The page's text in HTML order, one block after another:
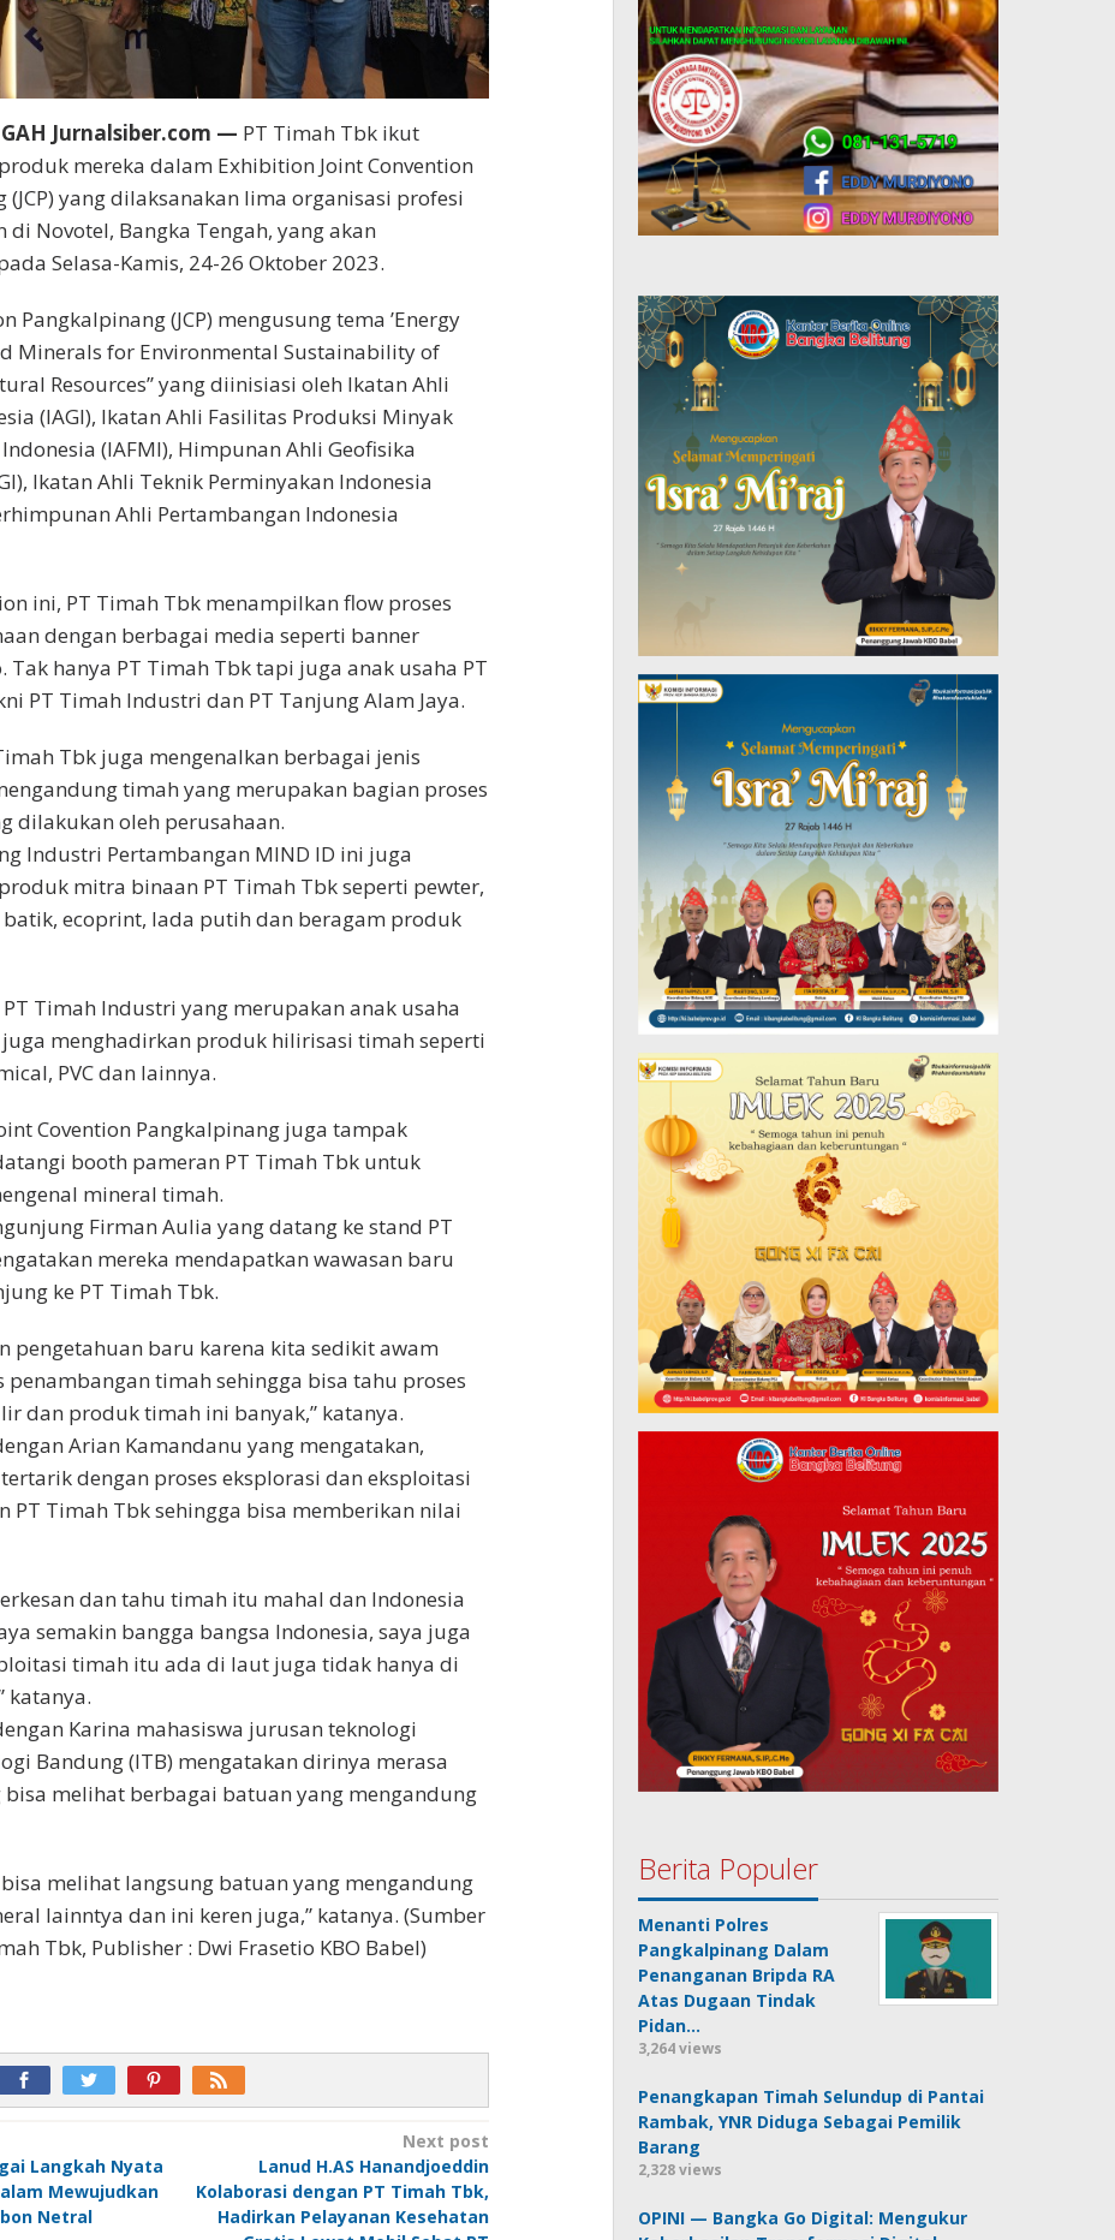
Jurnalsiber.com — PT Timah Tbk ikut
mereka dalam Exhibition Joint Convention
(JCP) yang dilaksanakan lima organisasi profesi
Novotel, Bangka Tengah, yang akan
Selasa-Kamis, 24-26 Oktober 2023.
Pangkalpinang (JCP) mengusung tema ’Energy
Minerals for Environmental Sustainability of
Resources’’ yang diinisiasi oleh Ikatan Ahli
(IAGI), Ikatan Ahli Fasilitas Produksi Minyak
(IAFMI), Himpunan Ahli Geofisika
Ikatan Ahli Teknik Perminyakan Indonesia
Ahli Pertambangan Indonesia
ini, PT Timah Tbk menampilkan flow proses
dengan berbagai media seperti banner
Tak hanya PT Timah Tbk tapi juga anak usaha PT
PT Timah Industri dan PT Tanjung Alam Jaya.
Tbk juga mengenalkan berbagai jenis
timah yang merupakan bagian proses
dilakukan oleh perusahaan.
Industri Pertambangan MIND ID ini juga
mitra binaan PT Timah Tbk seperti pewter,
batik, ecoprint, lada putih dan beragam produk
Timah Industri yang merupakan anak usaha
juga menghadirkan produk hilirisasi timah seperti
PVC dan lainnya.
Covention Pangkalpinang juga tampak
booth pameran PT Timah Tbk untuk
mineral timah.
Firman Aulia yang datang ke stand PT
mereka mendapatkan wawasan baru
ke PT Timah Tbk.
pengetahuan baru karena kita sedikit awam
penambangan timah sehingga bisa tahu proses
dan produk timah ini banyak,” katanya.
Arian Kamandanu yang mengatakan,
dengan proses eksplorasi dan eksploitasi
PT Timah Tbk sehingga bisa memberikan nilai
dan tahu timah itu mahal dan Indonesia
semakin bangga bangsa Indonesia, saya juga
timah itu ada di laut juga tidak hanya di
katanya.
Karina mahasiswa jurusan teknologi
Bandung (ITB) mengatakan dirinya merasa
bisa melihat berbagai batuan yang mengandung
bisa melihat langsung batuan yang mengandung
lainntya dan ini keren juga,” katanya. (Sumber
Tbk, Publisher : Dwi Frasetio KBO Babel)
Langkah Nyata
Mewujudkan
Netral
Next post
Lanud H.AS Hanandjoeddin
Kolaborasi dengan PT Timah Tbk,
Hadirkan Pelayanan Kesehatan
Berita Populer
Menanti Polres
Pangkalpinang Dalam
Penanganan Bripda RA
Atas Dugaan Tindak
Pidan…
3,264 views
Penangkapan Timah Selundup di Pantai
Rambak, YNR Diduga Sebagai Pemilik
Barang
2,328 views
OPINI — Bangka Go Digital: Mengukur